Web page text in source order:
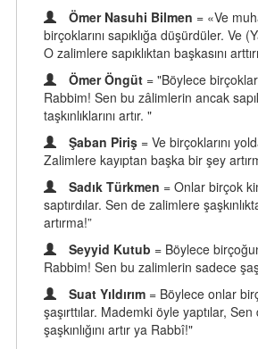
Ömer Nasuhi Bilmen = «Ve
birçoklarını sapıklığa düşürdüler. Ve
O zalimlere sapıklıktan başkasını
Ömer Öngüt = "Böylece
Rabbim! Sen bu zâlimlerin ancak
taşkınlıklarını artır. "
Şaban Piriş = Ve birçoklarını
Zalimlere kayıptan başka bir şey
Sadık Türkmen = Onlar birçok
saptırdılar. Sen de zalimlere
artırma!”
Seyyid Kutub = Böylece
Rabbim! Sen bu zalimlerin sadece
Suat Yıldırım = Böylece onlar
şaşırttılar. Mademki öyle yaptılar,
şaşkınlığını artır ya Rabbî!"